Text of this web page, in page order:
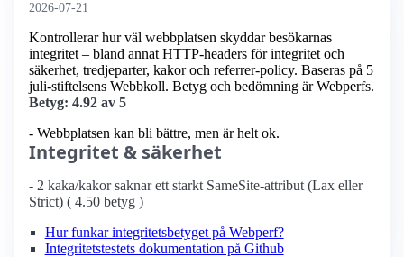
2026-07-21
Kontrollerar hur väl webbplatsen skyddar besökarnas
integritet – bland annat HTTP-headers för integritet och
säkerhet, tredjeparter, kakor och referrer-policy. Baseras på 5
juli-stiftelsens Webbkoll. Betyg och bedömning är Webperfs.
Betyg: 4.92 av 5
- Webbplatsen kan bli bättre, men är helt ok.
Integritet & säkerhet
- 2 kaka/kakor saknar ett starkt SameSite-attribut (Lax eller
Strict) ( 4.50 betyg )
Hur funkar integritetsbetyget på Webperf?
Integritetstestets dokumentation på Github